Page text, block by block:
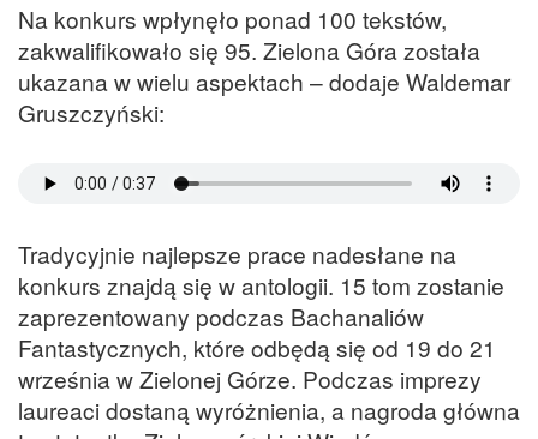
Na konkurs wpłynęło ponad 100 tekstów,
zakwalifikowało się 95. Zielona Góra została
ukazana w wielu aspektach – dodaje Waldemar
Gruszczyński:
Tradycyjnie najlepsze prace nadesłane na
konkurs znajdą się w antologii. 15 tom zostanie
zaprezentowany podczas Bachanaliów
Fantastycznych, które odbędą się od 19 do 21
września w Zielonej Górze. Podczas imprezy
laureaci dostaną wyróżnienia, a nagroda główna